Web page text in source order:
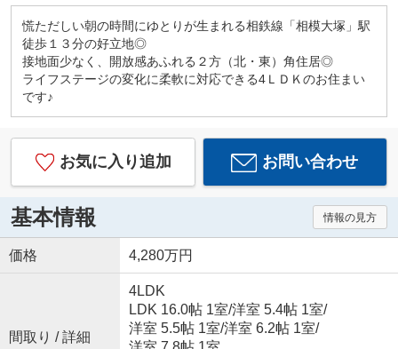
慌ただしい朝の時間にゆとりが生まれる相鉄線「相模大塚」駅
徒歩１３分の好立地◎
接地面少なく、開放感あふれる２方（北・東）角住居◎
ライフステージの変化に柔軟に対応できる4ＬＤＫのお住まい
です♪
お気に入り追加 お問い合わせ
基本情報 情報の見方
価格 4,280万円
間取り / 詳細
4LDK
LDK 16.0帖 1室/洋室 5.4帖 1室/
洋室 5.5帖 1室/洋室 6.2帖 1室/